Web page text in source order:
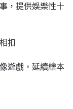
，提供娛樂性十
扣
遊戲，延續繪本